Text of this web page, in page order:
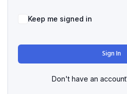
Keep me signed in
Sign In
Don't have an